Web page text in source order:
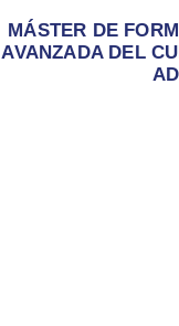
MÁSTER DE
AVANZADA DEL